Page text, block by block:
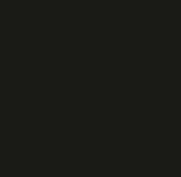
de US$ 14,3 milhões no
US$ 10 milhões
do canal “
do canal “